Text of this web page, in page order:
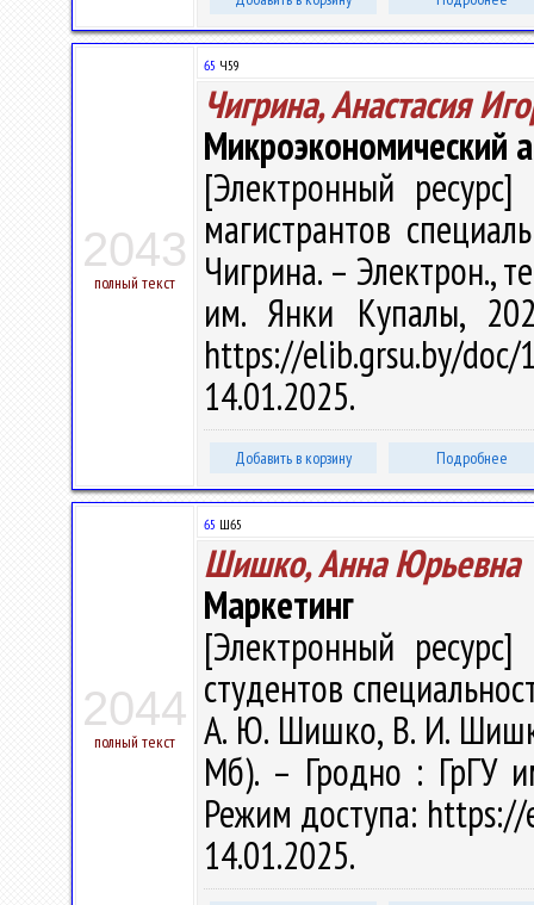
2043
полный текст
65 Ч59
Чигрина, Анастасия
Микроэкономический
[Электронный
магистрантов
Чигрина. – Электрон.,
им. Янки Купалы,
https://elib.grsu.by/
14.01.2025.
Добавить в корзину Подробнее
2044
полный текст
65 Ш65
Шишко, Анна Юрьевна
Маркетинг
[Электронный
студентов
А. Ю. Шишко, В. И.
Мб). – Гродно : ГрГУ
Режим доступа:
14.01.2025.